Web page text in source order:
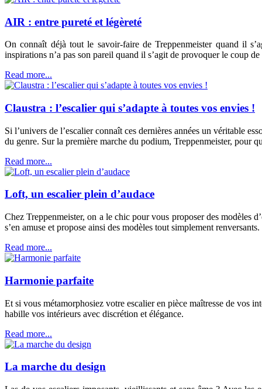
AIR : entre pureté et légèreté
On connaît déjà tout le savoir-faire de Treppenmeister quand il
inspirations n’a pas son pareil quand il s’agit de provoquer le coup
Read more...
Claustra : l’escalier qui s’adapte à toutes vos envies !
Si l’univers de l’escalier connaît ces dernières années un véritable
du genre. Sur la première marche du podium, Treppenmeister, pour
Read more...
Loft, un escalier plein d’audace
Chez Treppenmeister, on a le chic pour vous proposer des modèles
s’en amuse et propose ainsi des modèles tout simplement renversants.
Read more...
Harmonie parfaite
Et si vous métamorphosiez votre escalier en pièce maîtresse de
habille vos intérieurs avec discrétion et élégance.
Read more...
La marche du design